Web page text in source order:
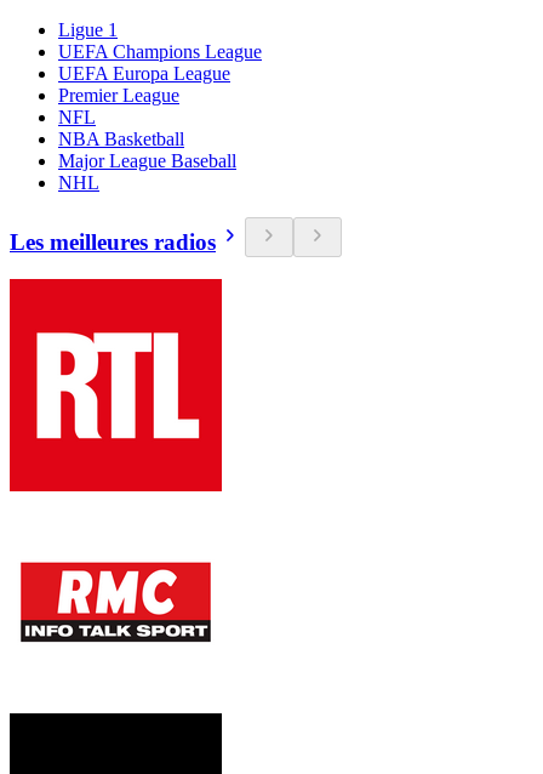
Ligue 1
UEFA Champions League
UEFA Europa League
Premier League
NFL
NBA Basketball
Major League Baseball
NHL
Les meilleures radios